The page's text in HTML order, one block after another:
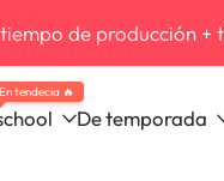
de producción
En tendecia 🔥
De temporada